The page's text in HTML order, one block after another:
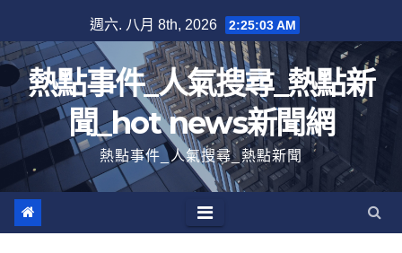
至
內
容
週六. 八月 8th, 2026 2:25:03 AM
熱點事件_人氣搜尋_熱點新
聞_hot news新聞網
熱點事件_人氣搜尋_熱點新聞